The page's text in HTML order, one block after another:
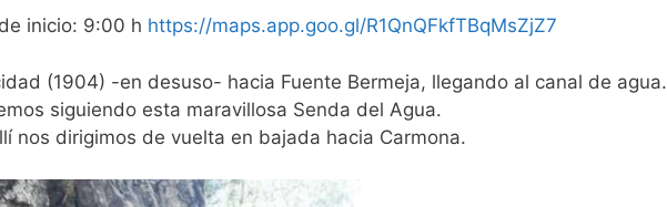
inicio: 9:00 h https://maps.app.goo.gl/R1QnQFkfTBqMsZjZ7
(1904) -en desuso- hacia Fuente Bermeja, llegando al canal de agua.
siguiendo esta maravillosa Senda del Agua.
nos dirigimos de vuelta en bajada hacia Carmona.